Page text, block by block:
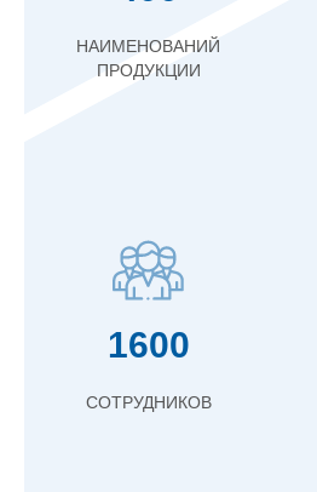
НАИМЕНОВАНИЙ
ПРОДУКЦИИ
1600
СОТРУДНИКОВ